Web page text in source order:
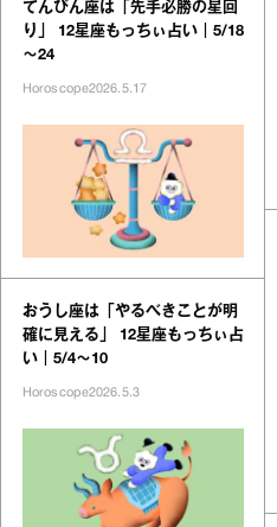
てんびん座は「先手必勝の星回
り」 12星座もっちぃ占い｜5/18
～24
Horoscope2026.5.17
おうし座は「やるべきことが明
確に見える」 12星座もっちぃ占
い｜5/4～10
Horoscope2026.5.3